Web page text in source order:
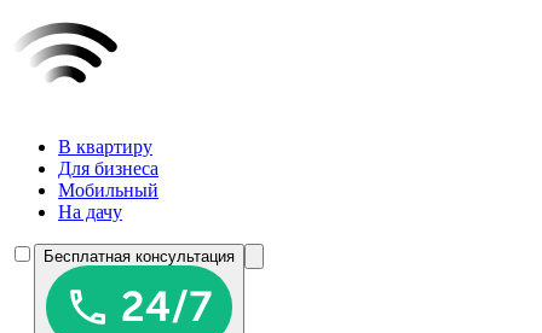
В квартиру
Для бизнеса
Мобильный
На дачу
Бесплатная консультация